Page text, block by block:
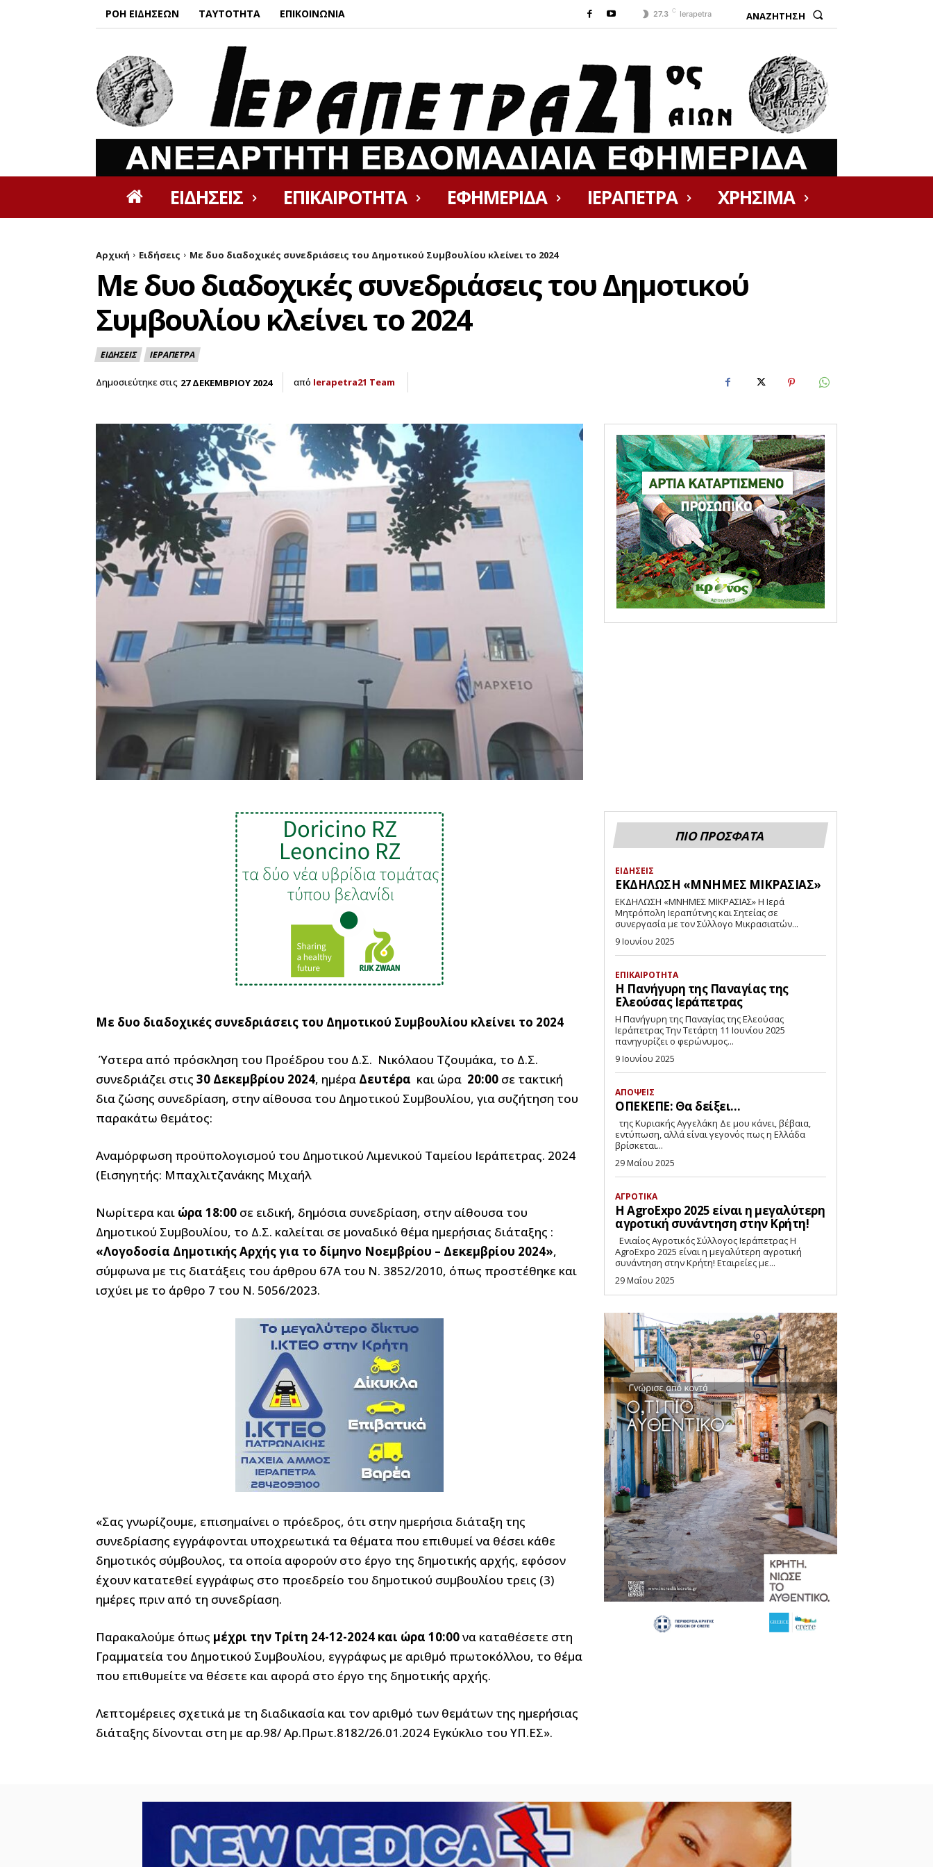
ΡΟΗ ΕΙΔΗΣΕΩΝ ΤΑΥΤΟΤΗΤΑ ΕΠΙΚΟΙΝΩΝΙΑ 27.3 C Ierapetra ΑΝΑΖΗΤΗΣΗ
ΕΙΔΗΣΕΙΣ ΕΠΙΚΑΙΡΟΤΗΤΑ ΕΦΗΜΕΡΙΔΑ ΙΕΡΑΠΕΤΡΑ ΧΡΗΣΙΜΑ
Αρχική Ειδήσεις Με δυο διαδοχικές συνεδριάσεις του Δημοτικού Συμβουλίου κλείνει το 2024
Με δυο διαδοχικές συνεδριάσεις του Δημοτικού
Συμβουλίου κλείνει το 2024
ΕΙΔΗΣΕΙΣ ΙΕΡΑΠΕΤΡΑ
Δημοσιεύτηκε στις 27 ΔΕΚΕΜΒΡΙΟΥ 2024 από Ierapetra21 Team
Με δυο διαδοχικές συνεδριάσεις του Δημοτικού Συμβουλίου κλείνει το 2024
Ύστερα από πρόσκληση του Προέδρου του Δ.Σ. Νικόλαου Τζουμάκα, το Δ.Σ.
συνεδριάζει στις 30 Δεκεμβρίου 2024, ημέρα Δευτέρα και ώρα 20:00 σε τακτική
δια ζώσης συνεδρίαση, στην αίθουσα του Δημοτικού Συμβουλίου, για συζήτηση του
παρακάτω θεμάτος:
Αναμόρφωση προϋπολογισμού του Δημοτικού Λιμενικού Ταμείου Ιεράπετρας. 2024
(Εισηγητής: Μπαχλιτζανάκης Μιχαήλ
Νωρίτερα και ώρα 18:00 σε ειδική, δημόσια συνεδρίαση, στην αίθουσα του
Δημοτικού Συμβουλίου, το Δ.Σ. καλείται σε μοναδικό θέμα ημερήσιας διάταξης :
«Λογοδοσία Δημοτικής Αρχής για το δίμηνο Νοεμβρίου – Δεκεμβρίου 2024»,
σύμφωνα με τις διατάξεις του άρθρου 67Α του Ν. 3852/2010, όπως προστέθηκε και
ισχύει με το άρθρο 7 του Ν. 5056/2023.
«Σας γνωρίζουμε, επισημαίνει ο πρόεδρος, ότι στην ημερήσια διάταξη της
συνεδρίασης εγγράφονται υποχρεωτικά τα θέματα που επιθυμεί να θέσει κάθε
δημοτικός σύμβουλος, τα οποία αφορούν στο έργο της δημοτικής αρχής, εφόσον
έχουν κατατεθεί εγγράφως στο προεδρείο του δημοτικού συμβουλίου τρεις (3)
ημέρες πριν από τη συνεδρίαση.
Παρακαλούμε όπως μέχρι την Τρίτη 24-12-2024 και ώρα 10:00να καταθέσετε στη
Γραμματεία του Δημοτικού Συμβουλίου, εγγράφως με αριθμό πρωτοκόλλου, το θέμα
που επιθυμείτε να θέσετε και αφορά στο έργο της δημοτικής αρχής.
Λεπτομέρειες σχετικά με τη διαδικασία και τον αριθμό των θεμάτων της ημερήσιας
διάταξης δίνονται στη με αρ.98/ Αρ.Πρωτ.8182/26.01.2024 Εγκύκλιο του ΥΠ.ΕΣ».
ΠΙΟ ΠΡΟΣΦΑΤΑ
ΕΙΔΗΣΕΙΣ
ΕΚΔΗΛΩΣΗ «ΜΝΗΜΕΣ ΜΙΚΡΑΣΙΑΣ»
ΕΚΔΗΛΩΣΗ «ΜΝΗΜΕΣ ΜΙΚΡΑΣΙΑΣ» Η Ιερά
Μητρόπολη Ιεραπύτνης και Σητείας σε
συνεργασία με τον Σύλλογο Μικρασιατών...
9 Ιουνίου 2025
ΕΠΙΚΑΙΡΟΤΗΤΑ
Η Πανήγυρη της Παναγίας της
Ελεούσας Ιεράπετρας
Η Πανήγυρη της Παναγίας της Ελεούσας
Ιεράπετρας Την Τετάρτη 11 Ιουνίου 2025
πανηγυρίζει ο φερώνυμος...
9 Ιουνίου 2025
ΑΠΟΨΕΙΣ
ΟΠΕΚΕΠΕ: Θα δείξει…
εντύπωση, αλλά είναι γεγονός πως η Ελλάδα
βρίσκεται...
29 Μαΐου 2025
ΑΓΡΟΤΙΚΑ
Η AgroExpo 2025 είναι η μεγαλύτερη
αγροτική συνάντηση στην Κρήτη!
Eνιαίος Αγροτικός Σύλλογος Ιεράπετρας Η
AgroExpo 2025 είναι η μεγαλύτερη αγροτική
συνάντηση στην Κρήτη! Εταιρείες με...
29 Μαΐου 2025